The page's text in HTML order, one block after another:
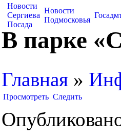
Новости
Сергиева
Посада
Новости
Подмосковья
В парке
Главная »
Просмотреть Следить